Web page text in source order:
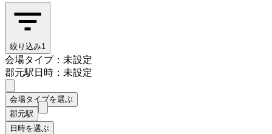
絞り込み1
会場タイプ：未設定
郡元駅日時：未設定
会場タイプを選ぶ
郡元駅
日時を選ぶ